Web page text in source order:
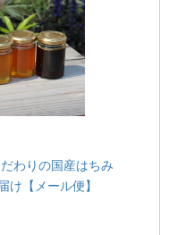
わりの国産はちみ
【メール便】